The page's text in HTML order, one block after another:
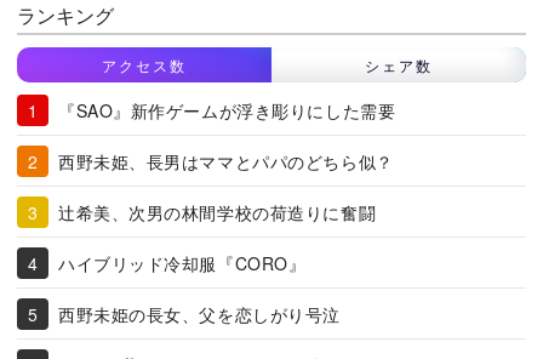
ランキング
アクセス数 シェア数
『SAO』新作ゲームが浮き彫りにした需要
西野未姫、長男はママとパパのどちら似？
辻希美、次男の林間学校の荷造りに奮闘
ハイブリッド冷却服『CORO』
西野未姫の長女、父を恋しがり号泣